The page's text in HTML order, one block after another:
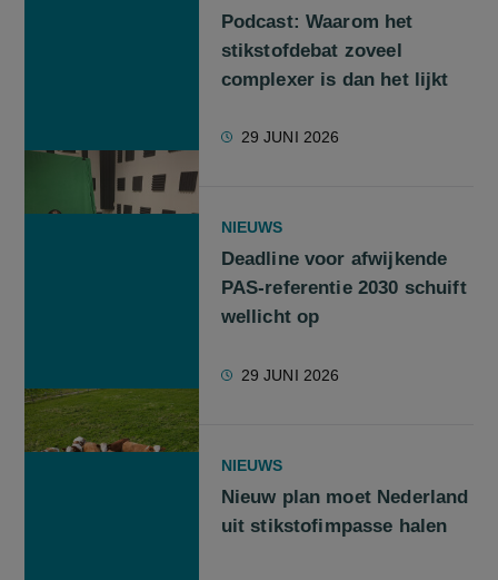
Podcast: Waarom het
stikstofdebat zoveel
complexer is dan het lijkt
29 JUNI 2026
NIEUWS
Deadline voor afwijkende
PAS-referentie 2030 schuift
wellicht op
29 JUNI 2026
NIEUWS
Nieuw plan moet Nederland
uit stikstofimpasse halen